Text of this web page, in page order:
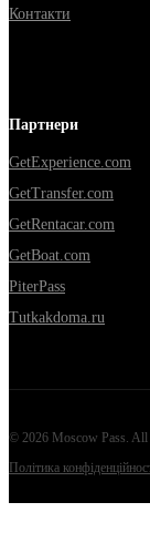
Контакти
Партнери
GetExperience.com
GetTransfer.com
GetRentacar.com
GetBoat.com
PiterPass
Tutkakdoma.ru
© 2026 Moscow Pass. All
Політика